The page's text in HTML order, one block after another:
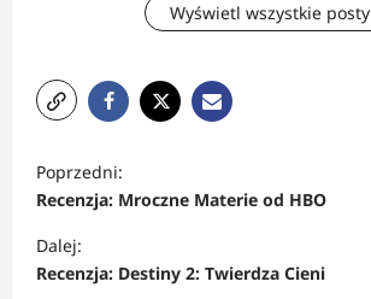
Wyświetl wszystkie posty
o
b
a
Poprzedni:
Recenzja: Mroczne Materie od HBO
Dalej:
Recenzja: Destiny 2: Twierdza Cieni